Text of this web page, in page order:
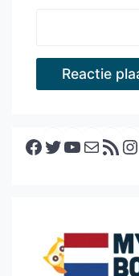
Facebook Twitter YouTube E-mail RSS feed